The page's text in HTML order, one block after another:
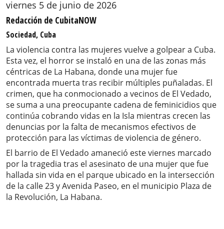
viernes 5 de junio de 2026
Redacción de CubitaNOW
Sociedad, Cuba
La violencia contra las mujeres vuelve a golpear a Cuba.
Esta vez, el horror se instaló en una de las zonas más
céntricas de La Habana, donde una mujer fue
encontrada muerta tras recibir múltiples puñaladas. El
crimen, que ha conmocionado a vecinos de El Vedado,
se suma a una preocupante cadena de feminicidios que
continúa cobrando vidas en la Isla mientras crecen las
denuncias por la falta de mecanismos efectivos de
protección para las víctimas de violencia de género.
El barrio de El Vedado amaneció este viernes marcado
por la tragedia tras el asesinato de una mujer que fue
hallada sin vida en el parque ubicado en la intersección
de la calle 23 y Avenida Paseo, en el municipio Plaza de
la Revolución, La Habana.